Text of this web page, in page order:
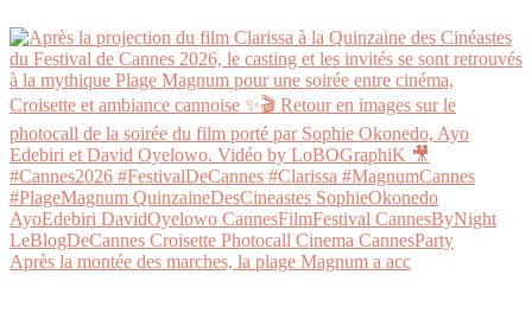
Après la montée des marches, la plage Magnum a acc